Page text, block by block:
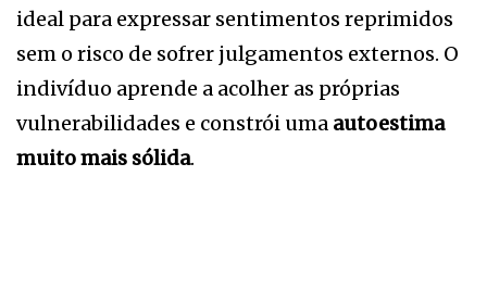
ideal para expressar sentimentos reprimidos
sem o risco de sofrer julgamentos externos. O
indivíduo aprende a acolher as próprias
vulnerabilidades e constrói uma autoestima
muito mais sólida.